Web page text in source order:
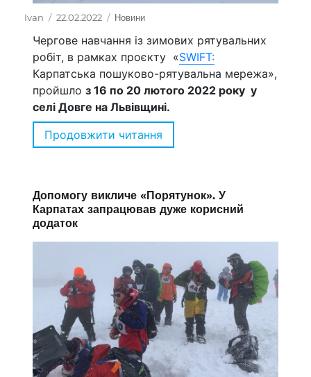
Автор
Ivan Оприлюднено
22.02.2022 Категорії
Новини
Чергове навчання із зимових рятувальних
робіт, в рамках проєкту «SWIFT:
Карпатська пошуково-рятувальна мережа»,
пройшлоз16 по 20 лютого 2022 року у
селі Довге на Львівщині.
Продовжити читання
Допомогу викличе «Порятунок». У
Карпатах запрацював дуже корисний
додаток